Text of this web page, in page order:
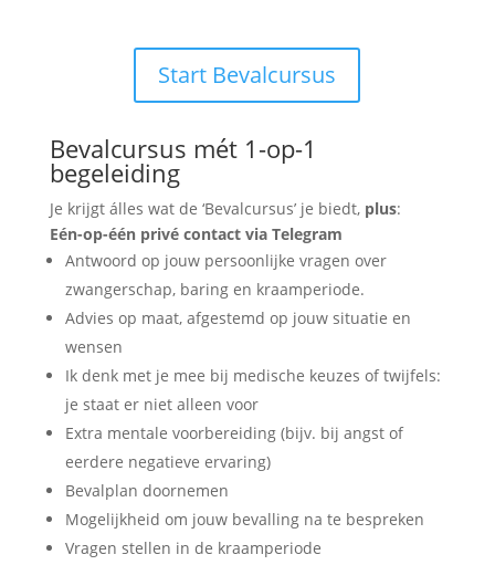
Start Bevalcursus
Bevalcursus mét 1-op-1
begeleiding
Je krijgt álles wat de ‘Bevalcursus’ je biedt, plus:
Eén-op-één privé contact via Telegram
Antwoord op jouw persoonlijke vragen over
zwangerschap, baring en kraamperiode.
Advies op maat, afgestemd op jouw situatie en
wensen
Ik denk met je mee bij medische keuzes of twijfels:
je staat er niet alleen voor
Extra mentale voorbereiding (bijv. bij angst of
eerdere negatieve ervaring)
Bevalplan doornemen
Mogelijkheid om jouw bevalling na te bespreken
Vragen stellen in de kraamperiode